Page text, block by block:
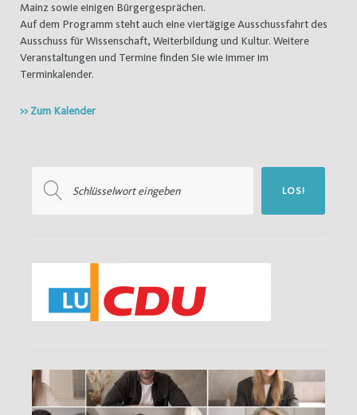
Mainz sowie einigen Bürgergesprächen.
Auf dem Programm steht auch eine viertägige Ausschussfahrt des
Ausschuss für Wissenschaft, Weiterbildung und Kultur. Weitere
Veranstaltungen und Termine finden Sie wie immer im
Terminkalender.
>> Zum Kalender
nach:
LOS!